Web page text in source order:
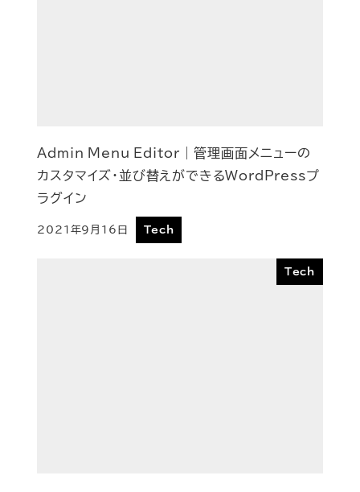
Admin Menu Editor | 管理画面メニューの
カスタマイズ・並び替えができるWordPressプ
ラグイン
2021年9月16日 Tech
Tech